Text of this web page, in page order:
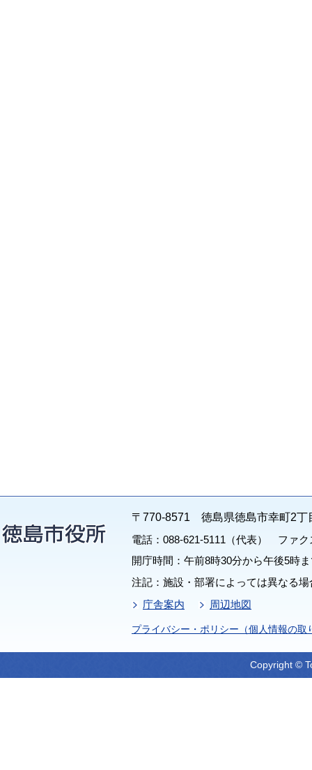
〒770-8571 徳島県徳島市幸町2丁
電話：088-621-5111（代表） ファク
開庁時間：午前8時30分から午後5時
注記：施設・部署によっては異なる
庁舎案内
周辺地図
プライバシー・ポリシー（個人情報の取
Copyright ©